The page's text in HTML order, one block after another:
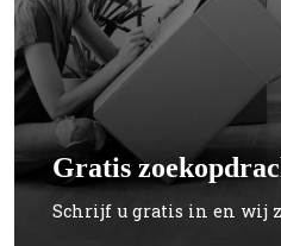
Gratis
Schrijf u gratis in en wij